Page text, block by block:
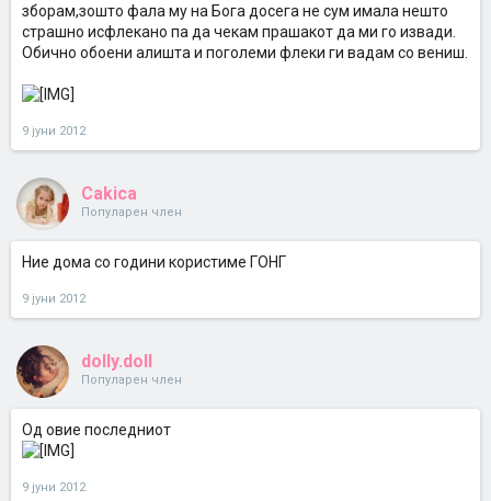
зборам,зошто фала му на Бога досега не сум имала нешто
страшно исфлекано па да чекам прашакот да ми го извади.
Обично обоени алишта и поголеми флеки ги вадам со вениш.
9 јуни 2012
Cakica
Популарен член
Ние дома со години користиме ГОНГ
9 јуни 2012
dolly.doll
Популарен член
Од овие последниот
9 јуни 2012